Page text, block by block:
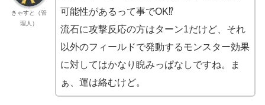
きゃすと（管
理人）
可能性があるって事でOK⁉
流石に攻撃反応の方はターン1だけど、それ
以外のフィールドで発動するモンスター効果
に対してはかなり睨みっぱなしですね。ま
ぁ、運は絡むけど。